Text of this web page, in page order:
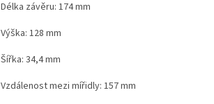
Délka závěru: 174 mm
Výška: 128 mm
Šířka: 34,4 mm
Vzdálenost mezi mířidly: 157 mm